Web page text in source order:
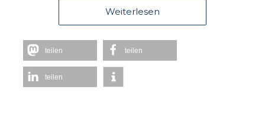
Weiterlesen
teilen teilen
teilen